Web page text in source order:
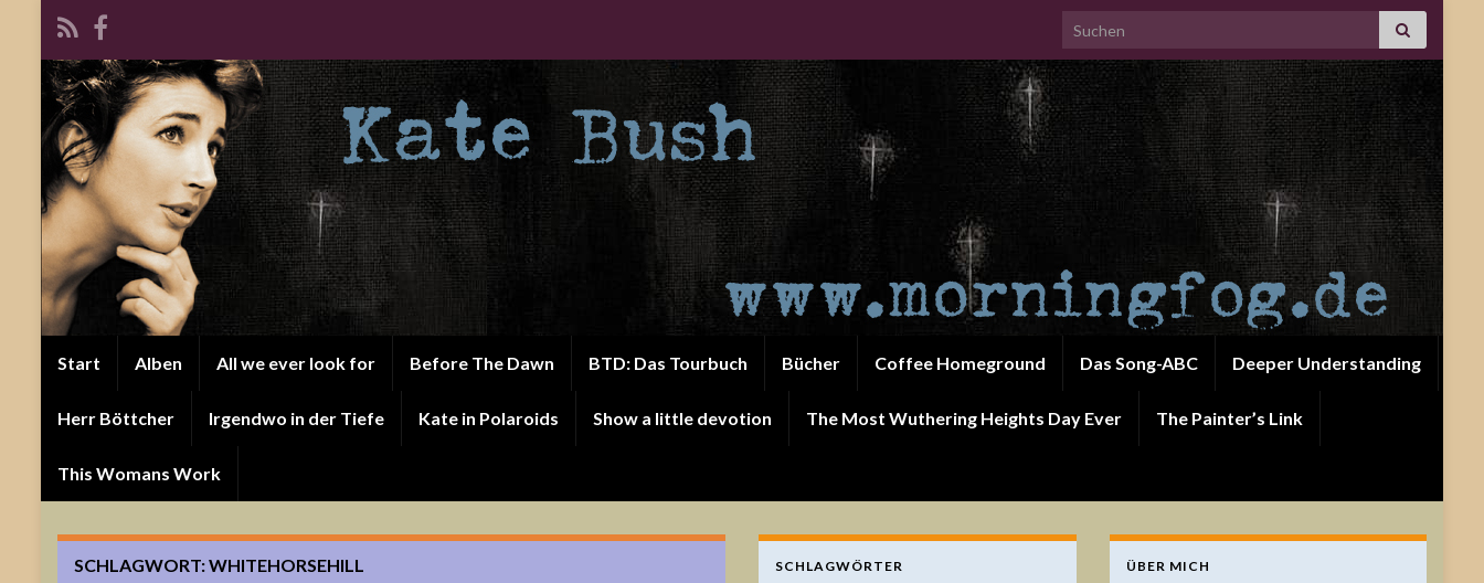
Search for:
Start Alben All we ever look for Before The Dawn BTD: Das Tourbuch Bücher Coffee Homeground Das Song-ABC Deeper Understanding
Herr Böttcher Irgendwo in der Tiefe Kate in Polaroids Show a little devotion The Most Wuthering Heights Day Ever The Painter’s Link
This Womans Work
SCHLAGWORT:WHITEHORSEHILL SCHLAGWÖRTER ÜBER MICH